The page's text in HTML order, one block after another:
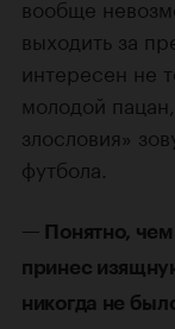
вообще
выходить за
интересен не
молодой
злословия»
футбола.
— Понятно,
принес
никогда не